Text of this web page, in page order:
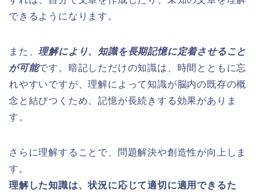
できるようになります。
また、理解により、知識を長期記憶に定着させること
が可能です。暗記しただけの知識は、時間とともに忘
れやすいですが、理解によって知識が脳内の既存の概
念と結びつくため、記憶が長続きする効果がありま
す。
さらに理解することで、問題解決や創造性が向上しま
す。
理解した知識は、状況に応じて適切に適用できるた